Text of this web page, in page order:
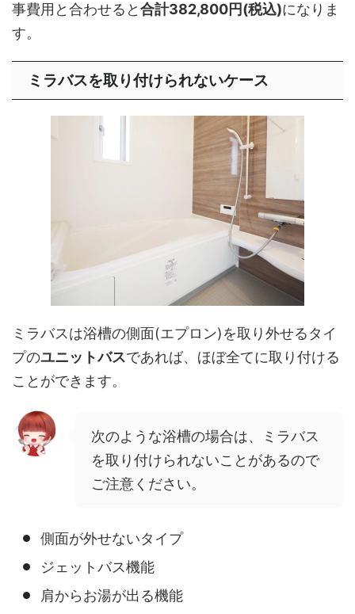
事費用と合わせると合計382,800円(税込)になりま
す。
ミラバスを取り付けられないケース
ミラバスは浴槽の側面(エプロン)を取り外せるタイ
プのユニットバスであれば、ほぼ全てに取り付ける
ことができます。
次のような浴槽の場合は、ミラバス
を取り付けられないことがあるので
ご注意ください。
側面が外せないタイプ
ジェットバス機能
肩からお湯が出る機能